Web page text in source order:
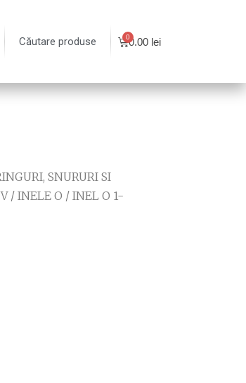
Căutare produse 0.00 lei
SNURURI SI
/ INELE O / INEL O 1-